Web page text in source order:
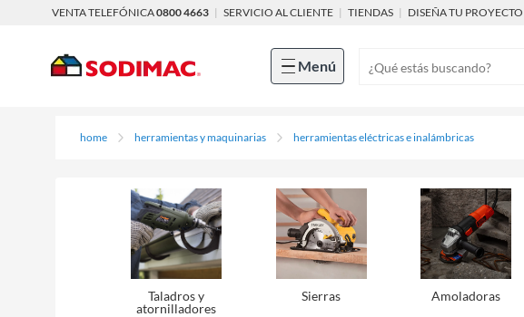
VENTA TELEFÓNICA0800 4663 | SERVICIO AL CLIENTE | TIENDAS | DISEÑA TU PROYECTO
Menú
home herramientas y maquinarias herramientas eléctricas e inalámbricas
Taladros y
atornilladores
Sierras Amoladoras